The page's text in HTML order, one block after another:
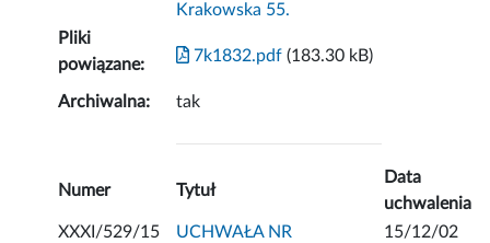
Krakowska 55.
Pliki
powiązane:
7k1832.pdf (183.30 kB)
Archiwalna: tak
Numer Tytuł
Data
uchwalenia
XXXI/529/15
UCHWAŁA NR
15/12/02